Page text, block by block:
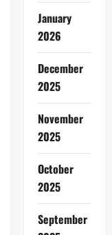
January
2026
December
2025
November
2025
October
2025
September